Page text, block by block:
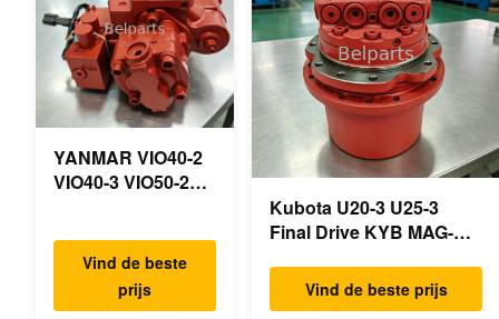
YANMAR VIO40-2
VIO40-3 VIO50-2
Hoofdhydraulische
pomp OEM
PSVD2-17E B0600-
Vind de beste
prijs
Kubota U20-3 U25-3
Final Drive KYB MAG-
Reismotor B0240-18076
RB511-61290 RB559-
Vind de beste prijs